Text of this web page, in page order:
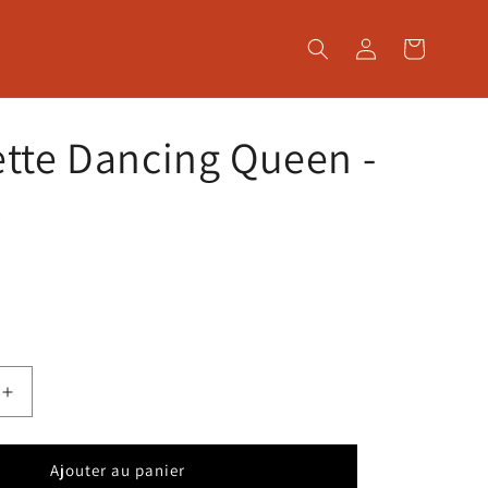
Connexion Panier
Dancing Queen -
Augmenter
la
quantité
Ajouter au panier